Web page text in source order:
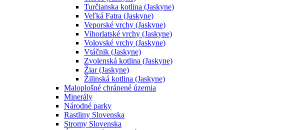
Turčianska kotlina (Jaskyne)
Veľká Fatra (Jaskyne)
Veporské vrchy (Jaskyne)
Vihorlatské vrchy (Jaskyne)
Volovské vrchy (Jaskyne)
Vtáčnik (Jaskyne)
Zvolenská kotlina (Jaskyne)
Žiar (Jaskyne)
Žilinská kotlina (Jaskyne)
Maloplošné chránené územia
Minerály
Národné parky
Rastliny Slovenska
Stromy Slovenska